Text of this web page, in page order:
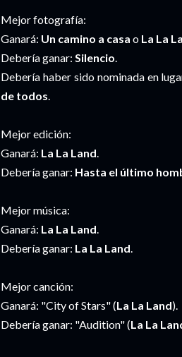
Mejor fotografía:
Ganará: Un camino a casa o La La
Debería ganar: Silencio.
Debería haber sido nominada en
de todos.
Mejor edición:
Ganará: La La Land.
Debería ganar: Hasta el último
Mejor música:
Ganará: La La Land.
Debería ganar: La La Land.
Mejor canción:
Ganará: "City of Stars" (La La Land).
Debería ganar: "Audition" (La La